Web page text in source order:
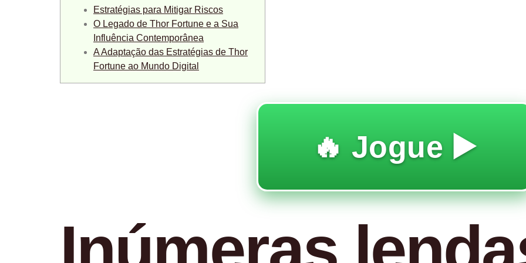
Estratégias para Mitigar Riscos
O Legado de Thor Fortune e a Sua
Influência Contemporânea
A Adaptação das Estratégias de Thor
Fortune ao Mundo Digital
🔥 Jogue ▶️